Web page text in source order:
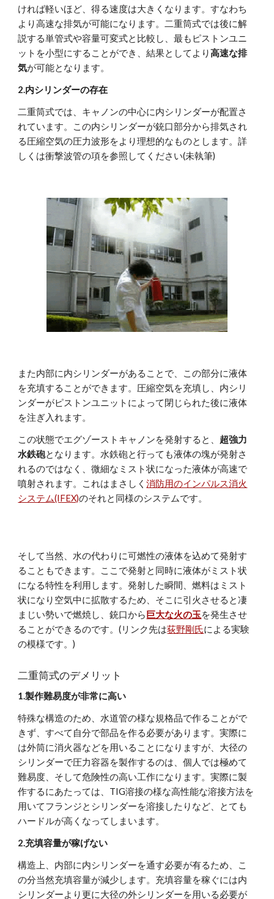
ければ軽いほど、得る速度は大きくなります。すなわち
より高速な排気が可能になります。二重筒式では後に解
説する単管式や容量可変式と比較し、最もピストンユニ
ットを小型にすることができ、結果としてより高速な排
気が可能となります。
2.内シリンダーの存在
二重筒式では、キャノンの中心に内シリンダーが配置さ
れています。この内シリンダーが銃口部分から排気され
る圧縮空気の圧力波形をより理想的なものとします。詳
しくは衝撃波管の項を参照してください(未執筆)
また内部に内シリンダーがあることで、この部分に液体
を充填することができます。圧縮空気を充填し、内シリ
ンダーがピストンユニットによって閉じられた後に液体
を注ぎ入れます。
この状態でエグゾーストキャノンを発射すると、 超強力
水鉄砲となります。水鉄砲と行っても液体の塊が発射さ
れるのではなく、微細なミスト状になった液体が高速で
噴射されます。これはまさしく消防用のインパルス消火
システム(IFEX)のそれと同様のシステムです。
そして当然、水の代わりに可燃性の液体を込めて発射す
ることもできます。ここで発射と同時に液体がミスト状
になる特性を利用します。発射した瞬間、燃料はミスト
状になり空気中に拡散するため、そこに引火させると凄
まじい勢いで燃焼し、銃口から 巨大な火の玉を発生させ
ることができるのです。(リンク先は荻野剛氏による実験
の模様です。)
二重筒式のデメリット
1.製作難易度が非常に高い
特殊な構造のため、水道管の様な規格品で作ることがで
きず、すべて自分で部品を作る必要があります。実際に
は外筒に消火器などを用いることになりますが、大径の
シリンダーで圧力容器を製作するのは、個人では極めて
難易度、そして危険性の高い工作になります。実際に製
作するにあたっては、TIG溶接の様な高性能な溶接方法を
用いてフランジとシリンダーを溶接したりなど、とても
ハードルが高くなってしまいます。
2.充填容量が稼げない
構造上、内部に内シリンダーを通す必要が有るため、こ
の分当然充填容量が減少します。充填容量を稼ぐには内
シリンダーより更に大径の外シリンダーを用いる必要が